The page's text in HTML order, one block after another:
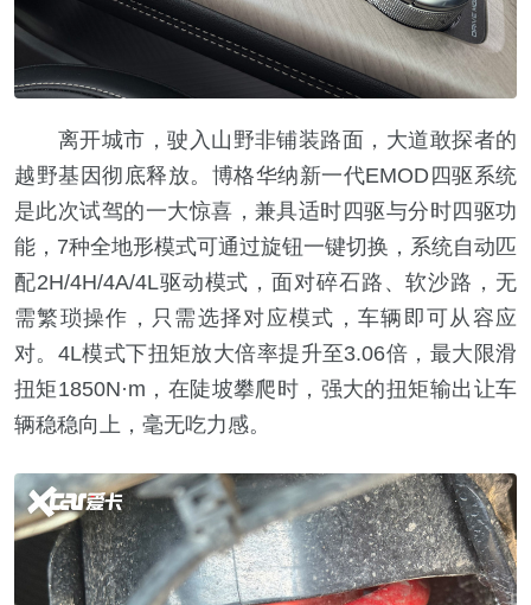
离开城市，驶入山野非铺装路面，大道敢探者的
越野基因彻底释放。博格华纳新一代EMOD四驱系统
是此次试驾的一大惊喜，兼具适时四驱与分时四驱功
能，7种全地形模式可通过旋钮一键切换，系统自动匹
配2H/4H/4A/4L驱动模式，面对碎石路、软沙路，无
需繁琐操作，只需选择对应模式，车辆即可从容应
对。4L模式下扭矩放大倍率提升至3.06倍，最大限滑
扭矩1850N·m，在陡坡攀爬时，强大的扭矩输出让车
辆稳稳向上，毫无吃力感。